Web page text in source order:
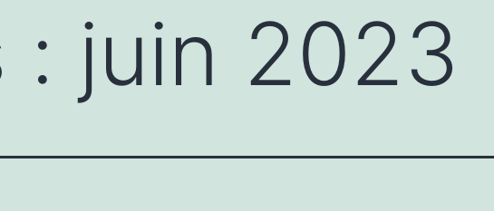
: juin 2023